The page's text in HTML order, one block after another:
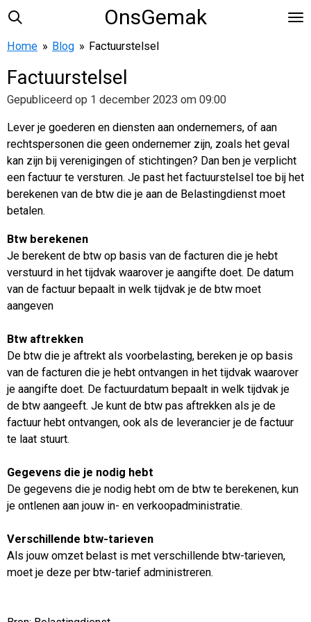
Ga
naar
hoofdinhoud
OnsGemak
Home » Blog » Factuurstelsel
Factuurstelsel
Gepubliceerd op 1 december 2023 om 09:00
Lever je goederen en diensten aan ondernemers, of aan
rechtspersonen die geen ondernemer zijn, zoals het geval
kan zijn bij verenigingen of stichtingen? Dan ben je verplicht
een factuur te versturen. Je past het factuurstelsel toe bij het
berekenen van de btw die je aan de Belastingdienst moet
betalen.
Btw berekenen
Je berekent de btw op basis van de facturen die je hebt
verstuurd in het tijdvak waarover je aangifte doet. De datum
van de factuur bepaalt in welk tijdvak je de btw moet
aangeven
Btw aftrekken
De btw die je aftrekt als voorbelasting, bereken je op basis
van de facturen die je hebt ontvangen in het tijdvak waarover
je aangifte doet. De factuurdatum bepaalt in welk tijdvak je
de btw aangeeft. Je kunt de btw pas aftrekken als je de
factuur hebt ontvangen, ook als de leverancier je de factuur
te laat stuurt.
Gegevens die je nodig hebt
De gegevens die je nodig hebt om de btw te berekenen, kun
je ontlenen aan jouw in- en verkoopadministratie.
Verschillende btw-tarieven
Als jouw omzet belast is met verschillende btw-tarieven,
moet je deze per btw-tarief administreren.